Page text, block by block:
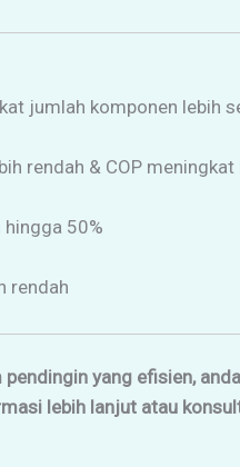
jumlah komponen lebih
rendah & COP meningkat
50%
rendah
yang efisien,
lebih lanjut atau